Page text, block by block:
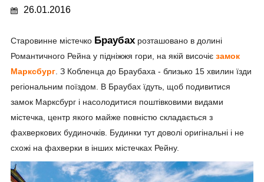
26.01.2016
Старовинне містечко Браубах розташовано в долині
Романтичного Рейна у підніжжя гори, на якій височіє замок
Марксбург . З Кобленца до Браубаха - близько 15 хвилин їзди
регіональним поїздом. В Браубах їдуть, щоб подивитися
замок Марксбург і насолодитися поштівковими видами
містечка, центр якого майже повністю складається з
фахверкових будиночків. Будинки тут доволі оригінальні і не
схожі на фахверки в інших містечках Рейну.